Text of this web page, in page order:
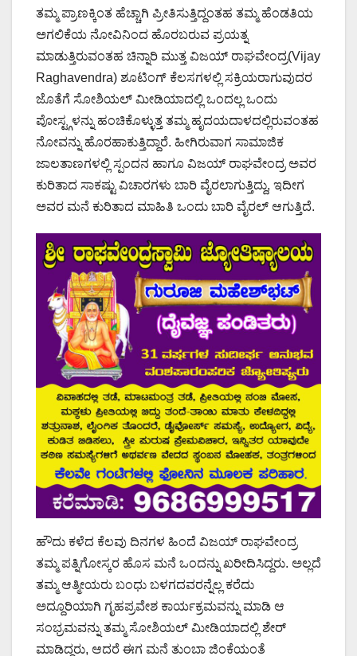
ತಮ್ಮ ಪ್ರಾಣಕ್ಕಿಂತ ಹೆಚ್ಚಾಗಿ ಪ್ರೀತಿಸುತ್ತಿದ್ದಂತಹ ತಮ್ಮ ಹೆಂಡತಿಯ
ಅಗಲಿಕೆಯ ನೋವಿನಿಂದ ಹೊರಬರುವ ಪ್ರಯತ್ನ
ಮಾಡುತ್ತಿರುವಂತಹ ಚಿನ್ನಾರಿ ಮುತ್ತ ವಿಜಯ್ ರಾಘವೇಂದ್ರ(Vijay
Raghavendra) ಶೂಟಿಂಗ್ ಕೆಲಸಗಳಲ್ಲಿ ಸಕ್ರಿಯರಾಗುವುದರ
ಜೊತೆಗೆ ಸೋಶಿಯಲ್ ಮೀಡಿಯಾದಲ್ಲಿ ಒಂದಲ್ಲ ಒಂದು
ಪೋಸ್ಟ್ಗಳನ್ನು ಹಂಚಿಕೊಳ್ಳುತ್ತ ತಮ್ಮ ಹೃದಯದಾಳದಲ್ಲಿರುವಂತಹ
ನೋವನ್ನು ಹೊರಹಾಕುತ್ತಿದ್ದಾರೆ. ಹೀಗಿರುವಾಗ ಸಾಮಾಜಿಕ
ಜಾಲತಾಣಗಳಲ್ಲಿ ಸ್ಪಂದನ ಹಾಗೂ ವಿಜಯ್ ರಾಘವೇಂದ್ರ ಅವರ
ಕುರಿತಾದ ಸಾಕಷ್ಟು ವಿಚಾರಗಳು ಬಾರಿ ವೈರಲಾಗುತ್ತಿದ್ದು, ಇದೀಗ
ಅವರ ಮನೆ ಕುರಿತಾದ ಮಾಹಿತಿ ಒಂದು ಬಾರಿ ವೈರಲ್ ಆಗುತ್ತಿದೆ.
ಹೌದು ಕಳೆದ ಕೆಲವು ದಿನಗಳ ಹಿಂದೆ ವಿಜಯ್ ರಾಘವೇಂದ್ರ
ತಮ್ಮ ಪತ್ನಿಗೋಸ್ಕರ ಹೊಸ ಮನೆ ಒಂದನ್ನು ಖರೀದಿಸಿದ್ದರು. ಅಲ್ಲದೆ
ತಮ್ಮ ಆತ್ಮೀಯರು ಬಂಧು ಬಳಗದವರನ್ನೆಲ್ಲ ಕರೆದು
ಅದ್ದೂರಿಯಾಗಿ ಗೃಹಪ್ರವೇಶ ಕಾರ್ಯಕ್ರಮವನ್ನು ಮಾಡಿ ಆ
ಸಂಭ್ರಮವನ್ನು ತಮ್ಮ ಸೋಶಿಯಲ್ ಮೀಡಿಯಾದಲ್ಲಿ ಶೇರ್
ಮಾಡಿದ್ದರು, ಆದರೆ ಈಗ ಮನೆ ತುಂಬಾ ಜಿಂಕೆಯಂತೆ